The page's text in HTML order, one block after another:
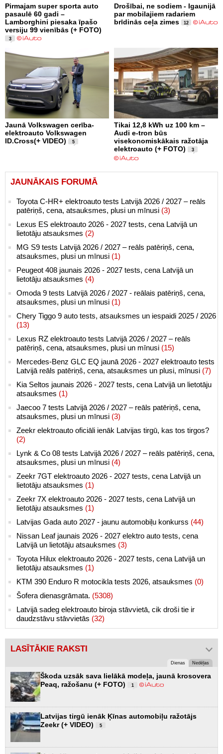
Pirmajam super sporta auto
pasaulē 60 gadi –
Lamborghini piesaka īpašo
versiju 99 vienībās (+ FOTO)
3
Drošībai, ne sodiem - Igaunijā
par mobilajiem radariem
brīdinās ceļa zimes
12
Jaunā Volkswagen cerība-
elektroauto Volkswagen
ID.Cross(+ VIDEO)
5
Tikai 12,8 kWh uz 100 km –
Audi e-tron būs
visekonomiskākais ražotāja
elektroauto (+ FOTO)
3
JAUNĀKAIS FORUMĀ
Toyota C-HR+ elektroauto tests Latvijā 2026 / 2027 – reāls
patēriņš, cena, atsauksmes, plusi un mīnusi (3)
Lexus ES elektroauto 2026 - 2027 tests, cena Latvijā un
lietotāju atsauksmes (2)
MG S9 tests Latvijā 2026 / 2027 – reāls patēriņš, cena,
atsauksmes, plusi un mīnusi (1)
Peugeot 408 jaunais 2026 - 2027 tests, cena Latvijā un
lietotāju atsauksmes (4)
Omoda 9 tests Latvijā 2026 / 2027 - reālais patēriņš, cena,
atsauksmes, plusi un mīnusi (1)
Chery Tiggo 9 auto tests, atsauksmes un iespaidi 2025 / 2026
(13)
Lexus RZ elektroauto tests Latvijā 2026 / 2027 – reāls
patēriņš, cena, atsauksmes, plusi un mīnusi (15)
Mercedes-Benz GLC EQ jaunā 2026 - 2027 elektroauto tests
Latvijā reāls patēriņš, cena, atsauksmes un plusi, mīnusi (7)
Kia Seltos jaunais 2026 - 2027 tests, cena Latvijā un lietotāju
atsauksmes (1)
Jaecoo 7 tests Latvijā 2026 / 2027 – reāls patēriņš, cena,
atsauksmes, plusi un mīnusi (3)
Zeekr elektroauto oficiāli ienāk Latvijas tirgū, kas tos tirgos?
(2)
Lynk & Co 08 tests Latvijā 2026 / 2027 – reāls patēriņš, cena,
atsauksmes, plusi un mīnusi (4)
Zeekr 7GT elektroauto 2026 - 2027 tests, cena Latvijā un
lietotāju atsauksmes (1)
Zeekr 7X elektroauto 2026 - 2027 tests, cena Latvijā un
lietotāju atsauksmes (1)
Latvijas Gada auto 2027 - jaunu automobiļu konkurss (44)
Nissan Leaf jaunais 2026 - 2027 elektro auto tests, cena
Latvijā un lietotāju atsauksmes (3)
Toyota Hilux elektroauto 2026 - 2027 tests, cena Latvijā un
lietotāju atsauksmes (1)
KTM 390 Enduro R motocikla tests 2026, atsauksmes (0)
Šofera dienasgrāmata. (5308)
Latvijā sadeg elektroauto biroja stāvvietā, cik droši tie ir
daudzstāvu stāvvietās (32)
LASĪTĀKIE RAKSTI
Dienas Nedēļas
Škoda uzsāk sava lielākā modeļa, jaunā krosovera
Peaq, ražošanu (+ FOTO)
1
Latvijas tirgū ienāk Ķīnas automobiļu ražotājs
Zeekr (+ VIDEO)
5